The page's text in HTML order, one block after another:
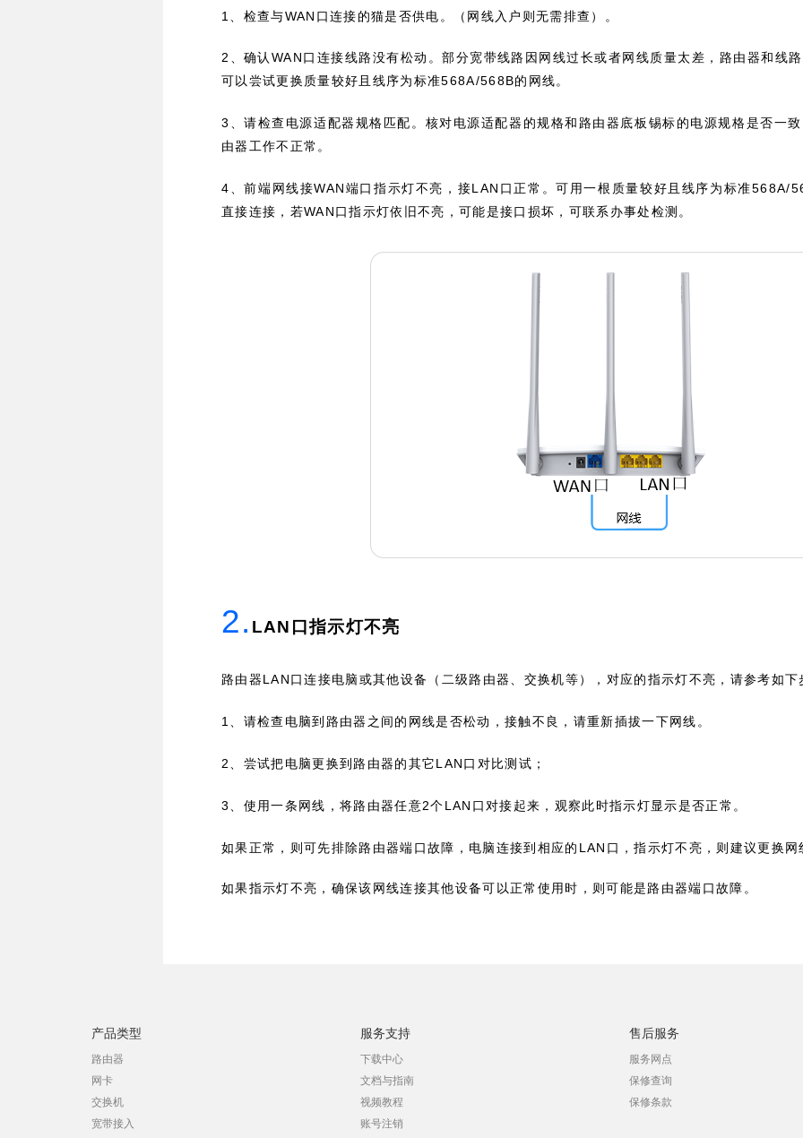
1 、检查与WAN 口连接的猫是否供电。（网线入户则无需排查）。
2 、确认 WAN 口连接线路没有松动。部分宽带线路因网线过长或者网线质量太差，路由器和线
可以尝试更换质量较好且线序为标准568A/568B的网线。
3 、请检查电源适配器规格匹配。核对电源适配器的规格和路由器底板锡标的电源规格是否一
由器工作不正常。
4 、前端网线接WAN 端口指示灯不亮，接LAN 口正常。可用一根质量较好且线序为标准568A/
直接连接，若WAN 口指示灯依旧不亮，可能是接口损坏，可联系办事处检测。
2. LAN 口指示灯不亮
路由器 LAN 口连接电脑或其他设备（二级路由器、交换机等），对应的指示灯不亮，请参考如下
1 、请检查电脑到路由器之间的网线是否松动，接触不良，请重新插拔一下网线。
2 、尝试把电脑更换到路由器的其它 LAN 口对比测试；
3 、使用一条网线，将路由器任意2个 LAN 口对接起来，观察此时指示灯显示是否正常。
如果正常，则可先排除路由器端口故障，电脑连接到相应的 LAN 口，指示灯不亮，则建议更换网
如果指示灯不亮，确保该网线连接其他设备可以正常使用时，则可能是路由器端口故障。
产品类型
路由器
网卡
交换机
宽带接入
服务支持
下载中心
文档与指南
视频教程
账号注销
售后服务
服务网点
保修查询
保修条款